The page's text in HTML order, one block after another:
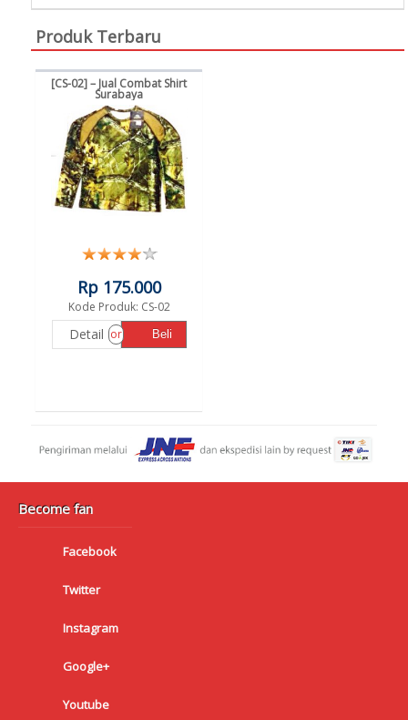
Produk Terbaru
[CS-02] – Jual Combat Shirt
Surabaya
Rp 175.000
Kode Produk: CS-02
Detail or Beli
Become fan
Facebook
Twitter
Instagram
Google+
Youtube